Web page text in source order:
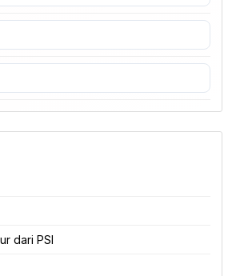
dari PSI